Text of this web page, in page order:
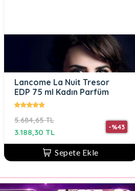
Lancome La Nuit Tresor
EDP 75 ml Kadın Parfüm
5.684,65 TL
-%43
3.188,30 TL
Sepete Ekle